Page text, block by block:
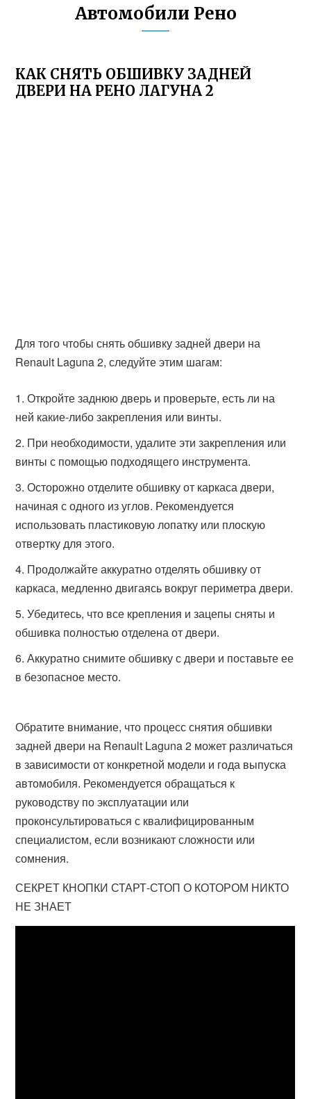
Автомобили Рено
КАК СНЯТЬ ОБШИВКУ ЗАДНЕЙ
ДВЕРИ НА РЕНО ЛАГУНА 2
Для того чтобы снять обшивку задней двери на
Renault Laguna 2, следуйте этим шагам:
Откройте заднюю дверь и проверьте, есть ли на
ней какие-либо закрепления или винты.
При необходимости, удалите эти закрепления или
винты с помощью подходящего инструмента.
Осторожно отделите обшивку от каркаса двери,
начиная с одного из углов. Рекомендуется
использовать пластиковую лопатку или плоскую
отвертку для этого.
Продолжайте аккуратно отделять обшивку от
каркаса, медленно двигаясь вокруг периметра двери.
Убедитесь, что все крепления и зацепы сняты и
обшивка полностью отделена от двери.
Аккуратно снимите обшивку с двери и поставьте ее
в безопасное место.
Обратите внимание, что процесс снятия обшивки
задней двери на Renault Laguna 2 может различаться
в зависимости от конкретной модели и года выпуска
автомобиля. Рекомендуется обращаться к
руководству по эксплуатации или
проконсультироваться с квалифицированным
специалистом, если возникают сложности или
сомнения.
СЕКРЕТ КНОПКИ СТАРТ-СТОП О КОТОРОМ НИКТО
НЕ ЗНАЕТ